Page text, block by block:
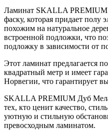
Ламинат SKALLA
фаску, которая придает полу
похожим на натуральное
встроенной подложки, что
подложку в зависимости от
Этот ламинат предлагается
квадратный метр и имеет
Норвегии, что гарантирует
SKALLA PREMIUM Дуб
тех, кто ценит качество,
уютную и стильную
превосходным ламинатом.